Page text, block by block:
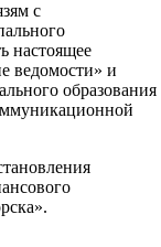
с
настоящее
ведомости» и
образования